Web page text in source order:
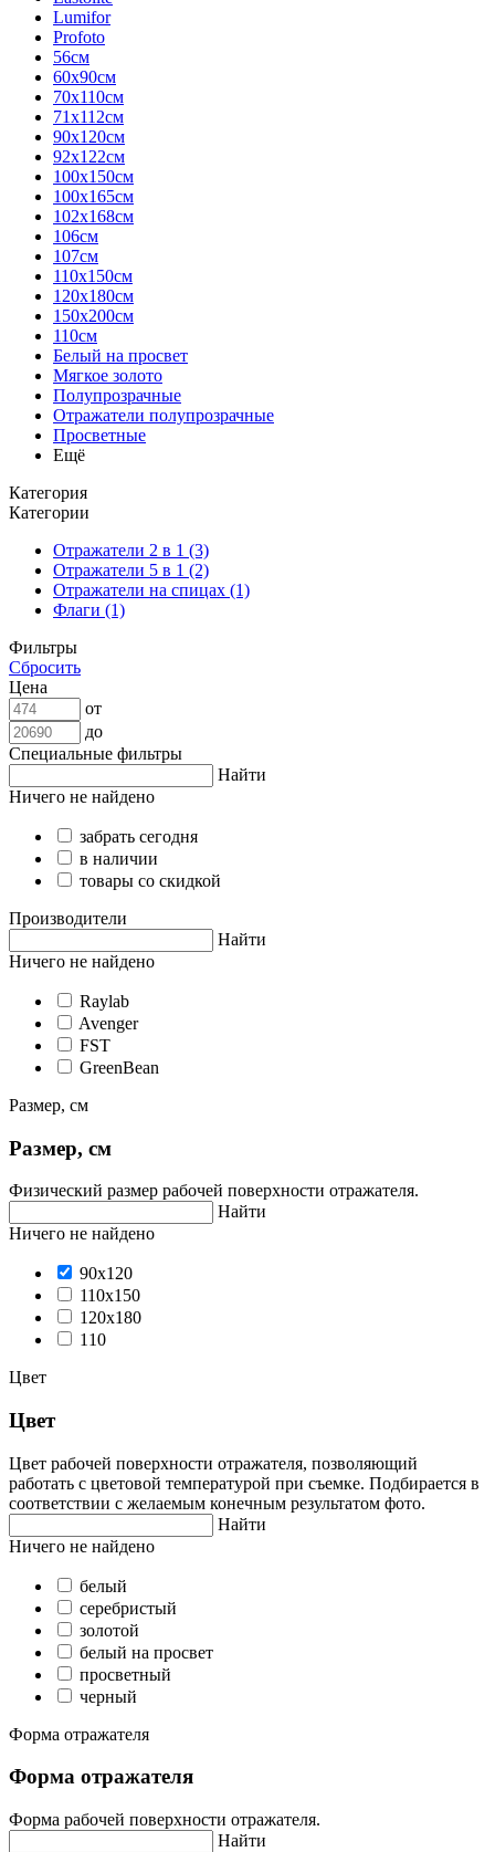
Lumifor
Profoto
56см
60х90см
70х110см
71х112см
90х120см
92х122см
100х150см
100х165см
102х168см
106см
107см
110х150см
120х180см
150х200см
110см
Белый на просвет
Мягкое золото
Полупрозрачные
Отражатели полупрозрачные
Просветные
Ещё
Категория
Категории
Отражатели 2 в 1 (3)
Отражатели 5 в 1 (2)
Отражатели на спицах (1)
Флаги (1)
Фильтры
Сбросить
Цена
от
до
Специальные фильтры
Найти
Ничего не найдено
забрать сегодня
в наличии
товары со скидкой
Производители
Найти
Ничего не найдено
Raylab
Avenger
FST
GreenBean
Размер, см
Размер, см
Физический размер рабочей поверхности отражателя.
Найти
Ничего не найдено
90х120
110х150
120x180
110
Цвет
Цвет
Цвет рабочей поверхности отражателя, позволяющий
работать с цветовой температурой при съемке. Подбирается в
соответствии с желаемым конечным результатом фото.
Найти
Ничего не найдено
белый
серебристый
золотой
белый на просвет
просветный
черный
Форма отражателя
Форма отражателя
Форма рабочей поверхности отражателя.
Найти